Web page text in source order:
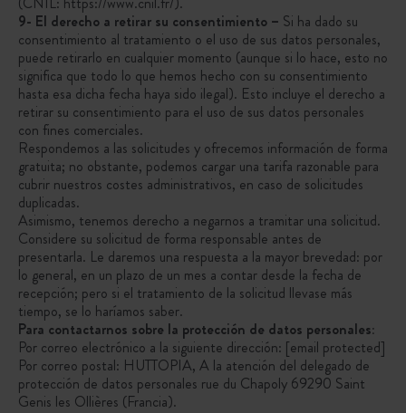
9- El derecho a retirar su consentimiento – Si ha dado su
consentimiento al tratamiento o el uso de sus datos personales,
puede retirarlo en cualquier momento (aunque si lo hace, esto no
significa que todo lo que hemos hecho con su consentimiento
hasta esa dicha fecha haya sido ilegal). Esto incluye el derecho a
retirar su consentimiento para el uso de sus datos personales
con fines comerciales.
Respondemos a las solicitudes y ofrecemos información de forma
gratuita; no obstante, podemos cargar una tarifa razonable para
cubrir nuestros costes administrativos, en caso de solicitudes
duplicadas.
Asimismo, tenemos derecho a negarnos a tramitar una solicitud.
Considere su solicitud de forma responsable antes de
presentarla. Le daremos una respuesta a la mayor brevedad: por
lo general, en un plazo de un mes a contar desde la fecha de
recepción; pero si el tratamiento de la solicitud llevase más
tiempo, se lo haríamos saber.
Para contactarnos sobre la protección de datos personales:
Por correo electrónico a la siguiente dirección: [email protected]
Por correo postal: HUTTOPIA, A la atención del delegado de
protección de datos personales rue du Chapoly 69290 Saint
Genis les Ollières (Francia).